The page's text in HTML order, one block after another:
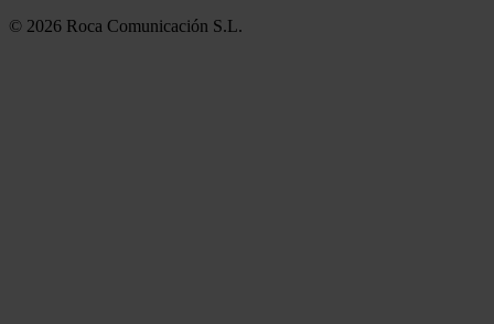
© 2026 Roca Comunicación S.L.